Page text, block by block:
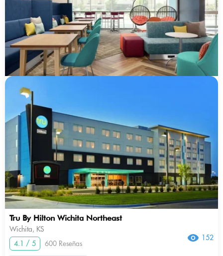
Tru By Hilton Wichita Northeast
Wichita, KS
4.1 / 5
600 Reseñas
152